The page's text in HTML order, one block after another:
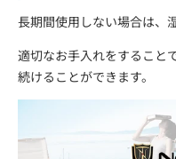
長期間使用しない場合は、
適切なお手入れをすること
続けることができます。